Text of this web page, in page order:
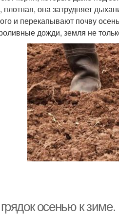
плотная, она затрудняет
и перекапывают почву
дожди, земля не
осенью к